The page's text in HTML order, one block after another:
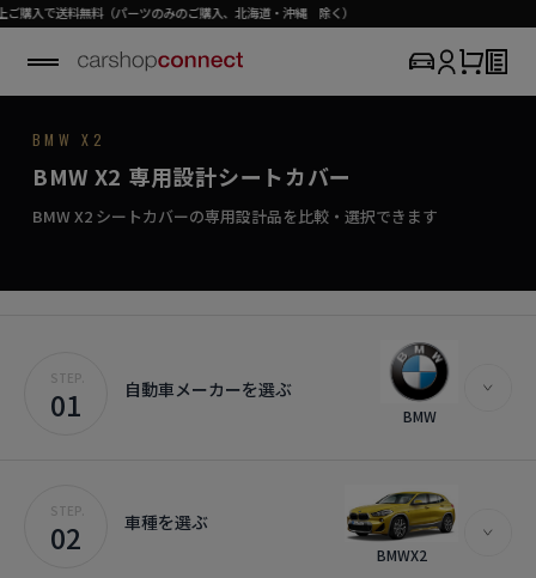
ーツのみのご購入、北海道・沖縄 除く）
BMW / X2
SEAT COVER COLLECTION
X2
専用シートカバー
その品格に、ふさわしい一枚を。
初めての方はこちら›
BMW X2
BMW X2 専用設計シートカバー
BMW X2 シートカバーの専用設計品を比較・選択できます
STEP.
01 自動車メーカーを選ぶ
BMW
STEP.
02 車種を選ぶ
BMWX2